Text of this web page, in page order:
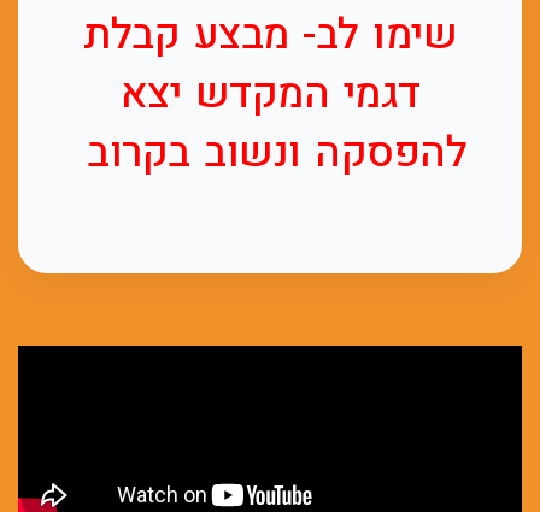
שימו לב- מבצע קבלת
דגמי המקדש יצא
להפסקה ונשוב בקרוב